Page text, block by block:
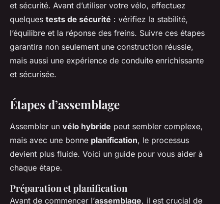
et sécurité. Avant d’utiliser votre vélo, effectuez
quelques tests de sécurité : vérifiez la stabilité,
l’équilibre et la réponse des freins. Suivre ces étapes
garantira non seulement une construction réussie,
mais aussi une expérience de conduite enrichissante
et sécurisée.
Étapes d’assemblage
Assembler un vélo hybride peut sembler complexe,
mais avec une bonne planification, le processus
devient plus fluide. Voici un guide pour vous aider à
chaque étape.
Préparation et planification
Avant de commencer l’assemblage, il est crucial de